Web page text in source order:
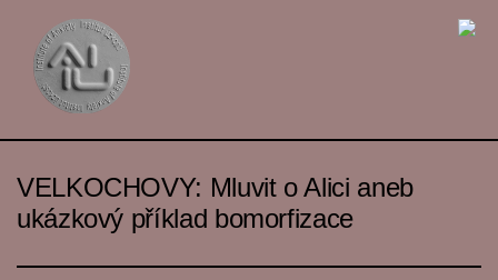
VELKOCHOVY: Mluvit o Alici aneb
ukázkový příklad bomorfizace